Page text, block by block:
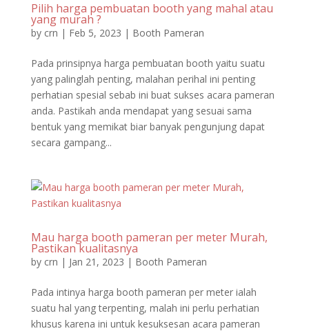
Pilih harga pembuatan booth yang mahal atau
yang murah ?
by crn | Feb 5, 2023 | Booth Pameran
Pada prinsipnya harga pembuatan booth yaitu suatu
yang palinglah penting, malahan perihal ini penting
perhatian spesial sebab ini buat sukses acara pameran
anda. Pastikah anda mendapat yang sesuai sama
bentuk yang memikat biar banyak pengunjung dapat
secara gampang...
Mau harga booth pameran per meter Murah,
Pastikan kualitasnya
by crn | Jan 21, 2023 | Booth Pameran
Pada intinya harga booth pameran per meter ialah
suatu hal yang terpenting, malah ini perlu perhatian
khusus karena ini untuk kesuksesan acara pameran